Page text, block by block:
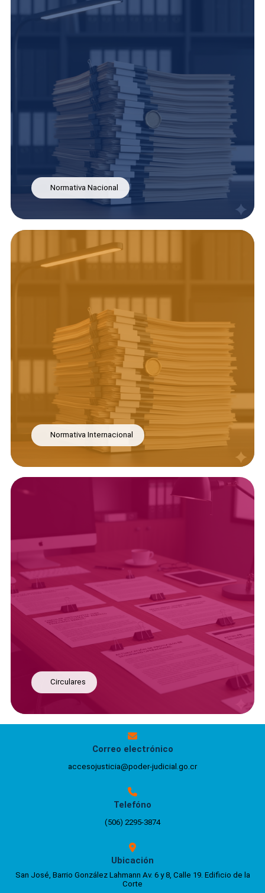
Normativa Nacional
Normativa Internacional
Circulares
Correo electrónico
accesojusticia@poder-judicial.go.cr
Telefóno
(506) 2295-3874
Ubicación
San José, Barrio González Lahmann Av. 6 y 8, Calle 19. Edificio de la
Corte